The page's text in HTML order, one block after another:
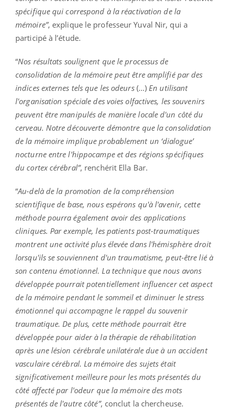
spécifique qui correspond à la réactivation de la
mémoire”, explique le professeur Yuval Nir, qui a
participé à l’étude.
“Nos résultats soulignent que le processus de
consolidation de la mémoire peut être amplifié par des
indices externes tels que les odeurs(…) En utilisant
l'organisation spéciale des voies olfactives, les souvenirs
peuvent être manipulés de manière locale d'un côté du
cerveau. Notre découverte démontre que la consolidation
de la mémoire implique probablement un ‘dialogue’
nocturne entre l'hippocampe et des régions spécifiques
du cortex cérébral”, renchérit Ella Bar.
“Au-delà de la promotion de la compréhension
scientifique de base, nous espérons qu'à l'avenir, cette
méthode pourra également avoir des applications
cliniques. Par exemple, les patients post-traumatiques
montrent une activité plus élevée dans l'hémisphère droit
lorsqu'ils se souviennent d'un traumatisme, peut-être lié à
son contenu émotionnel. La technique que nous avons
développée pourrait potentiellement influencer cet aspect
de la mémoire pendant le sommeil et diminuer le stress
émotionnel qui accompagne le rappel du souvenir
traumatique. De plus, cette méthode pourrait être
développée pour aider à la thérapie de réhabilitation
après une lésion cérébrale unilatérale due à un accident
vasculaire cérébral. La mémoire des sujets était
significativement meilleure pour les mots présentés du
côté affecté par l'odeur que la mémoire des mots
présentés de l'autre côté”, conclut la chercheuse.